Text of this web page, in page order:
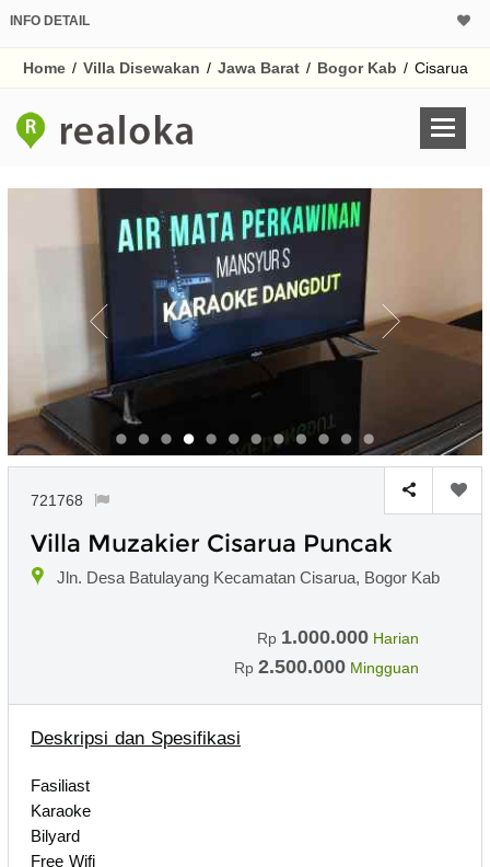
INFO DETAIL
Home / Villa Disewakan / Jawa Barat / Bogor Kab / Cisarua
721768
Villa Muzakier Cisarua Puncak
Jln. Desa Batulayang Kecamatan Cisarua, Bogor Kab
Rp 1.000.000 Harian
Rp 2.500.000 Mingguan
Deskripsi dan Spesifikasi
Fasiliast
Karaoke
Bilyard
Free Wifi